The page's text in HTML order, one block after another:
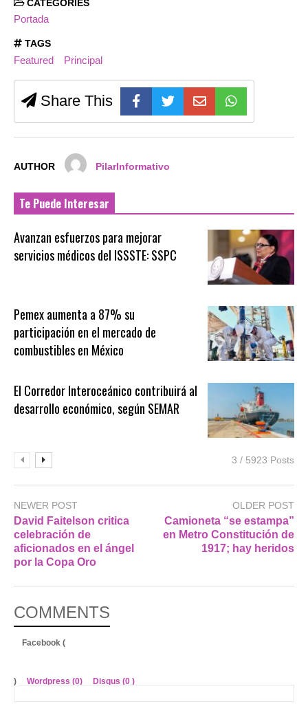
CATEGORIES
Portada
TAGS
Featured Principal
Share This
AUTHOR PilarInformativo
Te Puede Interesar
Avanzan esfuerzos para mejorar
servicios médicos del ISSSTE: SSPC
Pemex aumenta a 87% su
participación en el mercado de
combustibles en México
El Corredor Interoceánico contribuirá al
desarrollo económico, según SEMAR
3 / 5923 Posts
NEWER POST
David Faitelson critica
celebración de
aficionados en el ángel
por la Copa Oro
OLDER POST
Camioneta “se estampa”
en Metro Constitución de
1917; hay heridos
COMMENTS
Facebook (
) Wordpress (0) Disqus (0 )